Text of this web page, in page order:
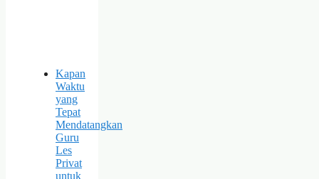
Kapan
Waktu
yang
Tepat
Mendatangkan
Guru
Les
Privat
untuk